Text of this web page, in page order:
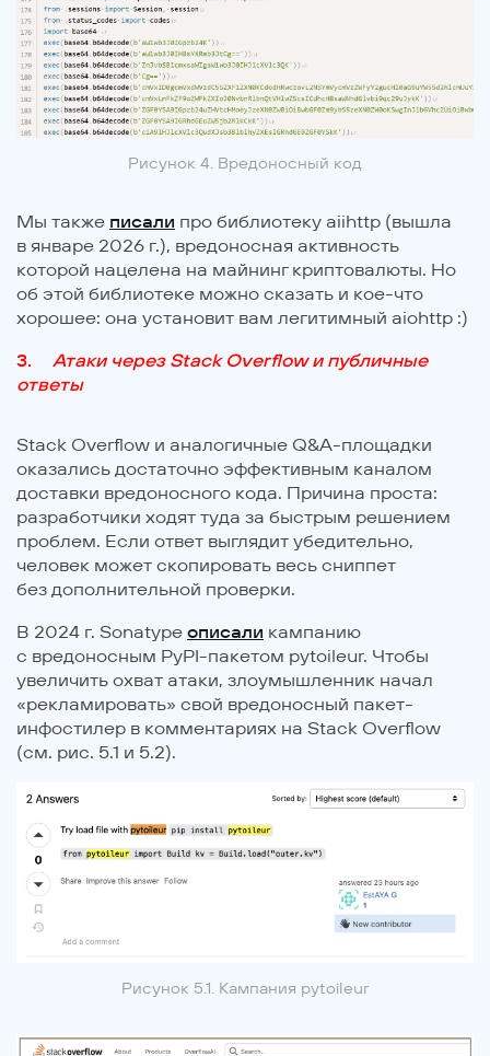
Рисунок 4. Вредоносный код
Мы также писали про библиотеку aiihttp (вышла
в январе 2026 г.), вредоносная активность
которой нацелена на майнинг криптовалюты. Но
об этой библиотеке можно сказать и кое-что
хорошее: она установит вам легитимный aiohttp :)
Атаки через Stack Overflow и публичные
ответы
Stack Overflow и аналогичные Q&A-площадки
оказались достаточно эффективным каналом
доставки вредоносного кода. Причина проста:
разработчики ходят туда за быстрым решением
проблем. Если ответ выглядит убедительно,
человек может скопировать весь сниппет
без дополнительной проверки.
В 2024 г. Sonatype описали кампанию
с вредоносным PyPI-пакетом pytoileur. Чтобы
увеличить охват атаки, злоумышленник начал
«рекламировать» свой вредоносный пакет-
инфостилер в комментариях на Stack Overflow
(см. рис. 5.1 и 5.2).
Рисунок 5.1. Кампания pytoileur